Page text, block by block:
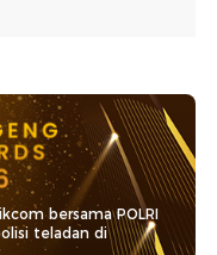
bersama POLRI
teladan di